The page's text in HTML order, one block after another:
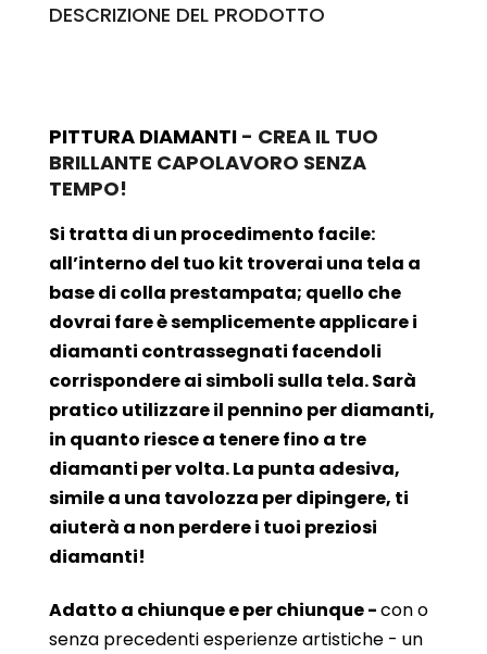
DESCRIZIONE DEL PRODOTTO
PITTURA DIAMANTI - CREA IL TUO
BRILLANTE CAPOLAVORO SENZA
TEMPO!
Si tratta di un procedimento facile:
all’interno del tuo kit troverai una tela a
base di colla prestampata; quello che
dovrai fare è semplicemente applicare i
diamanti contrassegnati facendoli
corrispondere ai simboli sulla tela. Sarà
pratico utilizzare il pennino per diamanti,
in quanto riesce a tenere fino a tre
diamanti per volta. La punta adesiva,
simile a una tavolozza per dipingere, ti
aiuterà a non perdere i tuoi preziosi
diamanti!
Adatto a chiunque e per chiunque -con o
senza precedenti esperienze artistiche - un